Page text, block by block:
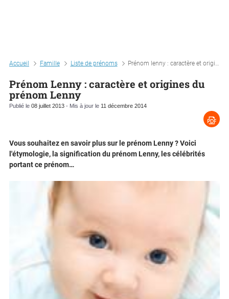
Accueil Famille Liste de prénoms Prénom lenny : caractère et origines du prénom lenny
Prénom Lenny : caractère et origines du
prénom Lenny
Publié le 08 juillet 2013 - Mis à jour le 11 décembre 2014
Vous souhaitez en savoir plus sur le prénom Lenny ? Voici
l'étymologie, la signification du prénom Lenny, les célébrités
portant ce prénom…